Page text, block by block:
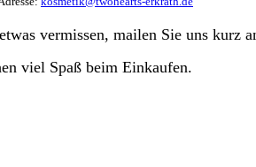
vermissen, mailen Sie uns kurz
viel Spaß beim Einkaufen.